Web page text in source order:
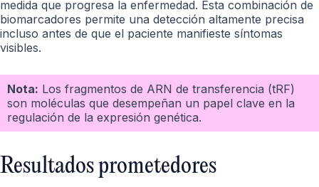
medida que progresa la enfermedad. Esta combinación de
biomarcadores permite una detección altamente precisa
incluso antes de que el paciente manifieste síntomas
visibles.
Nota: Los fragmentos de ARN de transferencia (tRF)
son moléculas que desempeñan un papel clave en la
regulación de la expresión genética.
Resultados prometedores